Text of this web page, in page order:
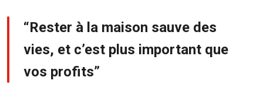
“Rester à la maison sauve des
vies, et c’est plus important que
vos profits”